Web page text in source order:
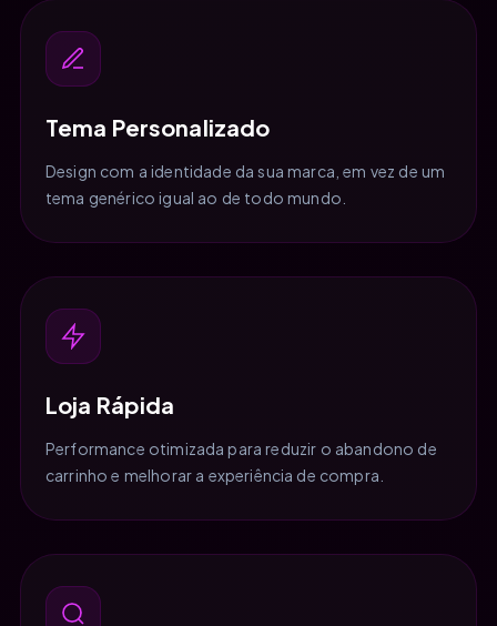
Tema Personalizado
Design com a identidade da sua marca, em vez de um
tema genérico igual ao de todo mundo.
Loja Rápida
Performance otimizada para reduzir o abandono de
carrinho e melhorar a experiência de compra.